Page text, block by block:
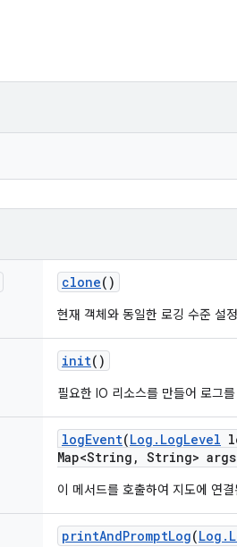
clone()
현재 객체와 동일한 로깅 수준 설
init()
필요한 IO 리소스를 만들어 로그
logEvent(Log . LogLevel
Map<String , String>
이 메서드를 호출하여 지도에 연
printAndPromptLog(Log .